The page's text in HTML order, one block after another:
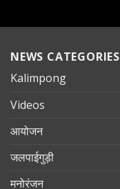
NEWS CATEGORIES
Kalimpong
Videos
आयोजन
जलपाईगुड़ी
मनोरंजन